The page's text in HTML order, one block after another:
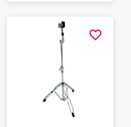
favorite_border